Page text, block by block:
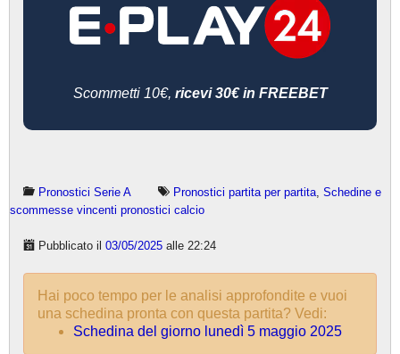
Scommetti 10€, ricevi 30€ in FREEBET
Pronostici Serie A Pronostici partita per partita Schedine e
scommesse vincenti pronostici calcio
Pubblicato il 03/05/2025 alle 22:24
Hai poco tempo per le analisi approfondite e vuoi
una schedina pronta con questa partita? Vedi:
Schedina del giorno lunedì 5 maggio 2025